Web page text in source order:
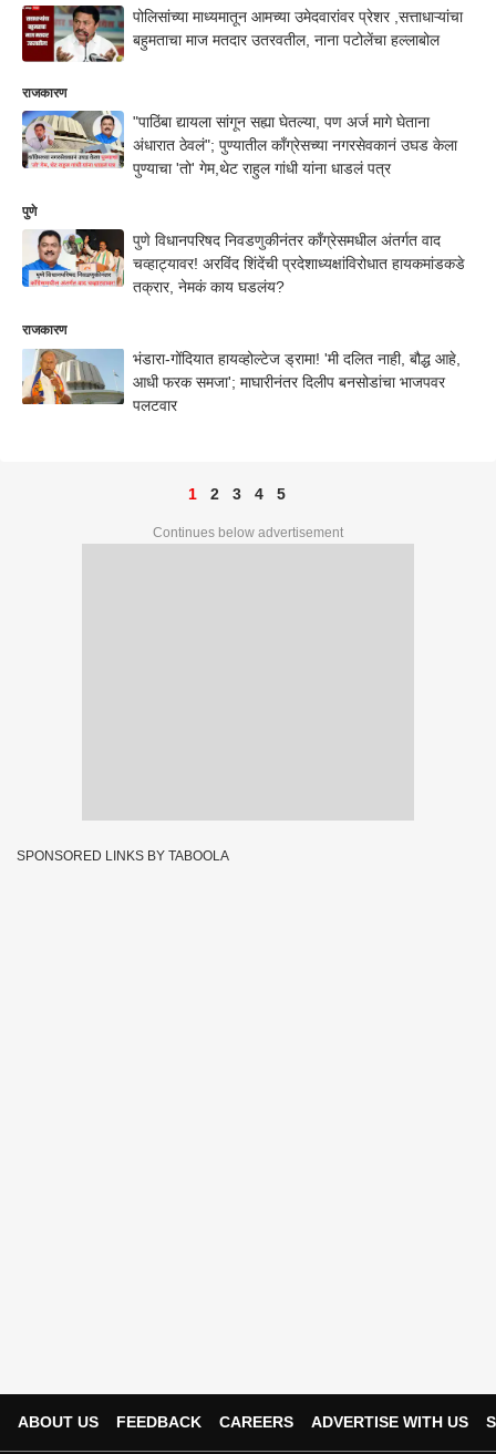
पोलिसांच्या माध्यमातून आमच्या उमेदवारांवर प्रेशर ,सत्ताधाऱ्यांचा
बहुमताचा माज मतदार उतरवतील, नाना पटोलेंचा हल्लाबोल
राजकारण
"पाठिंबा द्यायला सांगून सह्या घेतल्या, पण अर्ज मागे घेताना
अंधारात ठेवलं"; पुण्यातील काँग्रेसच्या नगरसेवकानं उघड केला
पुण्याचा 'तो' गेम,थेट राहुल गांधी यांना धाडलं पत्र
पुणे
पुणे विधानपरिषद निवडणुकीनंतर काँग्रेसमधील अंतर्गत वाद
चव्हाट्यावर! अरविंद शिंदेंची प्रदेशाध्यक्षांविरोधात हायकमांडकडे
तक्रार, नेमकं काय घडलंय?
राजकारण
भंडारा-गोंदियात हायव्होल्टेज ड्रामा! 'मी दलित नाही, बौद्ध आहे,
आधी फरक समजा'; माघारीनंतर दिलीप बनसोडांचा भाजपवर
पलटवार
1 2 3 4 5
Continues below advertisement
SPONSORED LINKS BY TABOOLA
ABOUT US FEEDBACK CAREERS ADVERTISE WITH US